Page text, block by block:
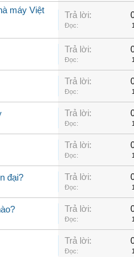
máy Việt
Trả lời:
Đọc: 1
Trả lời:
Đọc: 1
Trả lời:
Đọc: 1
Trả lời:
Đọc: 1
Trả lời:
Đọc: 1
đại? Trả lời:
Đọc: 1
Trả lời:
Đọc: 1
Trả lời:
Đọc: 1